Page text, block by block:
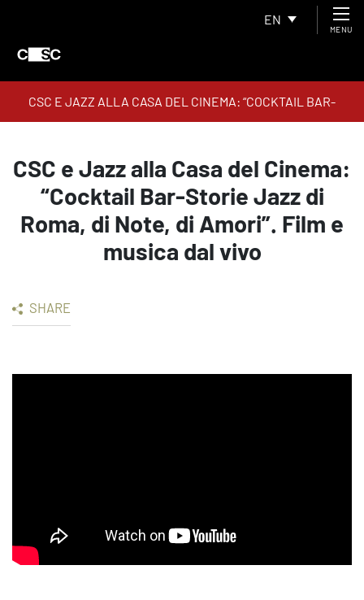
EN
MENU
CSC E JAZZ ALLA CASA DEL CINEMA: “COCKTAIL BAR-
STORIE JAZZ DI ROMA, DI NOTE, DI AMORI”. FILM E MUSICA
CSC e Jazz alla Casa del Cinema:
“Cocktail Bar-Storie Jazz di
Roma, di Note, di Amori”. Film e
musica dal vivo
SHARE